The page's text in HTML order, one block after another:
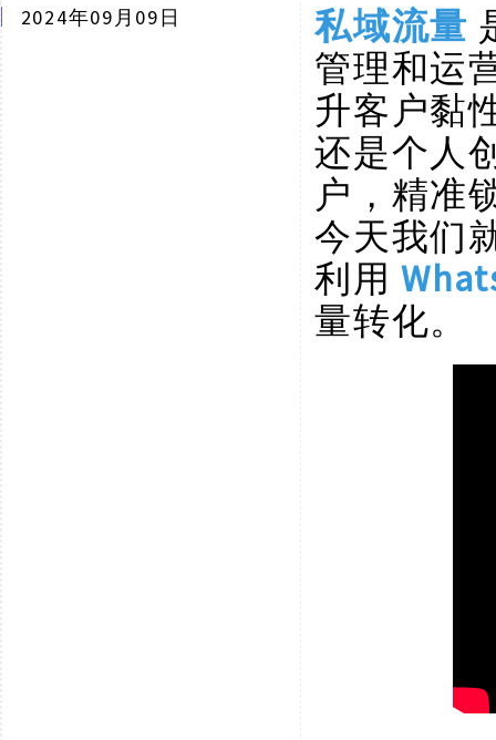
2024年09月09日 私域流量
管理和运
升客户黏
还是个人
户，精准
今天我们
利用
量转化。